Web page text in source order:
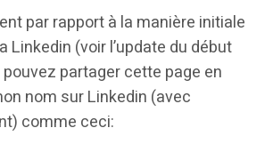
par rapport à la manière initiale
Linkedin (voir l’update du début
pouvez partager cette page en
nom sur Linkedin (avec
comme ceci: